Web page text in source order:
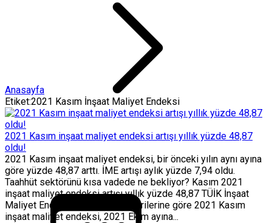
Anasayfa
Etiket:2021 Kasım İnşaat Maliyet Endeksi
2021 Kasım inşaat maliyet endeksi artışı yıllık yüzde 48,87
oldu!
2021 Kasım inşaat maliyet endeksi, bir önceki yılın aynı ayına
göre yüzde 48,87 arttı. İME artışı aylık yüzde 7,94 oldu.
Taahhüt sektörünü kısa vadede ne bekliyor? Kasım 2021
inşaat maliyet endeksi artışı yıllık yüzde 48,87 TÜİK İnşaat
Maliyet Endeksi, Kasım 2021 verilerine göre 2021 Kasım
inşaat maliyet endeksi, 2021 Ekim ayına...